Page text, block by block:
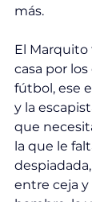
más.
El Marquito
casa por
fútbol, ese
y la
que
la que le
entre ceja y